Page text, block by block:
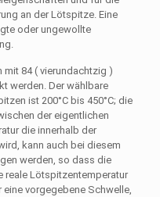
an der Lötspitze. Eine
oder ungewollte
84 ( vierundachtzig )
werden. Der wählbare
ist 200°C bis 450°C; die
der eigentlichen
die innerhalb der
kann auch bei diesem
werden, so dass die
reale Lötspitzentemperatur
vorgegebene Schwelle,